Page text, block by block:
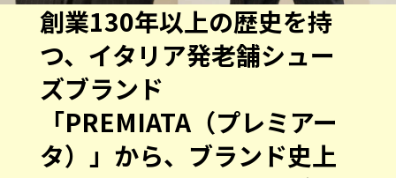
創業130年以上の歴史を持
つ、イタリア発老舗シュー
ズブランド
「PREMIATA（プレミアー
タ）」から、ブランド史上